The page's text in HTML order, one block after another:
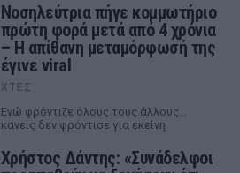
Νοσηλεύτρια πήγε κομμωτήριο
πρώτη φορά μετά από 4 χρόνια
– Η απίθανη μεταμόρφωσή της
έγινε viral
ΧΤΕΣ
Ενώ φρόντιζε όλους τους άλλους...
κανείς δεν φρόντισε για εκείνη
Χρήστος Δάντης: «Συνάδελφοι